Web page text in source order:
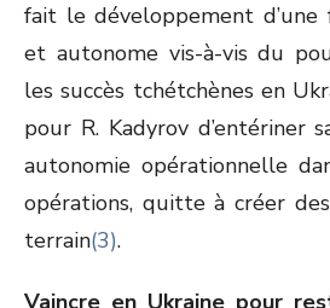
fait le développement d’une
et autonome vis-à-vis du
les succès tchétchènes en
pour R. Kadyrov d’entériner
autonomie opérationnelle
opérations, quitte à créer
terrain(3).
Vaincre en Ukraine pour